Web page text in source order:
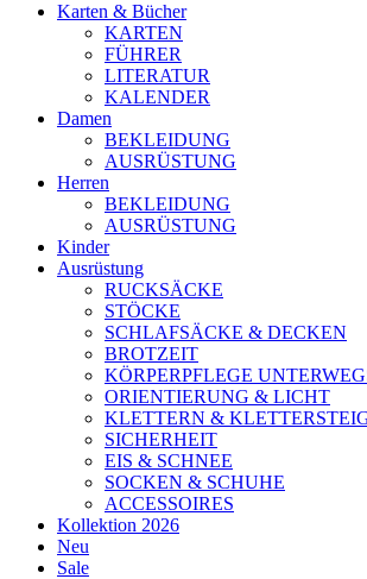
Karten & Bücher
KARTEN
FÜHRER
LITERATUR
KALENDER
Damen
BEKLEIDUNG
AUSRÜSTUNG
Herren
BEKLEIDUNG
AUSRÜSTUNG
Kinder
Ausrüstung
RUCKSÄCKE
STÖCKE
SCHLAFSÄCKE & DECKEN
BROTZEIT
KÖRPERPFLEGE
ORIENTIERUNG & LICHT
KLETTERN &
SICHERHEIT
EIS & SCHNEE
SOCKEN & SCHUHE
ACCESSOIRES
Kollektion 2026
Neu
Sale